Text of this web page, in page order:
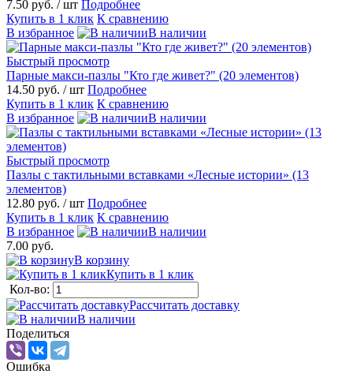
7.50 руб. / шт Подробнее
Купить в 1 клик К сравнению
В избранное
В наличии
Быстрый просмотр
Парные макси-пазлы "Кто где живет?" (20 элементов)
14.50 руб. / шт Подробнее
Купить в 1 клик К сравнению
В избранное
В наличии
Быстрый просмотр
Пазлы с тактильными вставками «Лесные истории» (13
элементов)
12.80 руб. / шт Подробнее
Купить в 1 клик К сравнению
В избранное
В наличии
7.00 руб.
В корзину
Купить в 1 клик
Кол-во:
Рассчитать доставку
В наличии
Поделиться
Ошибка